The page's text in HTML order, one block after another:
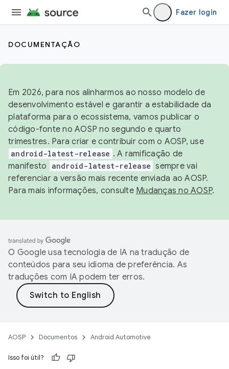
Fazer login
DOCUMENTAÇÃO
Em 2026, para nos alinharmos ao nosso modelo de
desenvolvimento estável e garantir a estabilidade da
plataforma para o ecossistema, vamos publicar o
código-fonte no AOSP no segundo e quarto
trimestres. Para criar e contribuir com o AOSP, use
android-latest-release . A ramificação de
manifesto
android-latest-release sempre vai
referenciar a versão mais recente enviada ao AOSP.
Para mais informações, consulte Mudanças no AOSP.
O Google usa tecnologia de IA na tradução de
conteúdos para seu idioma de preferência. As
traduções com IA podem ter erros.
AOSP Documentos Android Automotive
Isso foi útil?